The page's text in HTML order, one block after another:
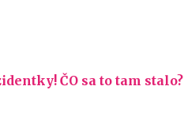
ČO sa to tam stalo?